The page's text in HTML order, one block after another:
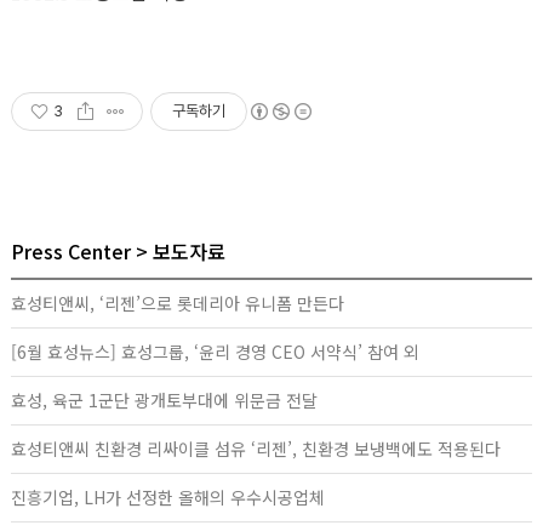
3 구독하기
Press Center 보도자료
효성티앤씨, ‘리젠’으로 롯데리아 유니폼 만든다
[6월 효성뉴스] 효성그룹, ‘윤리 경영 CEO 서약식’ 참여 외
효성, 육군 1군단 광개토부대에 위문금 전달
효성티앤씨 친환경 리싸이클 섬유 ‘리젠’, 친환경 보냉백에도 적용된다
진흥기업, LH가 선정한 올해의 우수시공업체